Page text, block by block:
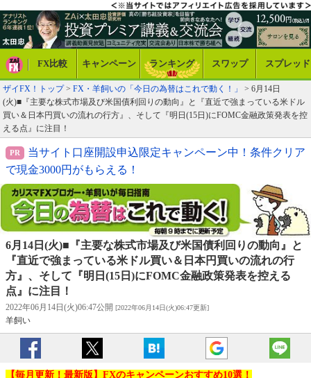
FX比較 キャンペーン ランキング スワップ スプレッド
ザイFX！トップ> FX・羊飼いの「今日の為替はこれで動く！」
> 6月14日
(火)■『主要な株式市場及び米国債利回りの動向』と『直近で強まっている米ドル
買い＆日本円買いの流れの行方』、そして『明日(15日)にFOMC金融政策発表を控
える点』に注目！
当サイト口座開設申込限定キャンペーン中！条件クリア
で現金3000円がもらえる！
6月14日(火)■『主要な株式市場及び米国債利回りの動向』と
『直近で強まっている米ドル買い＆日本円買いの流れの行
方』、そして『明日(15日)にFOMC金融政策発表を控える
点』に注目！
2022年06月14日(火)06:47公開 [2022年06月14日(火)06:47更新]
羊飼い
【毎月更新！最新版】FXのキャンペーンおすすめ10選！